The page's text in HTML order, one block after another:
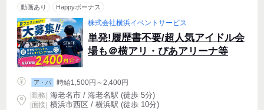
動画あり Happyボーナス
株式会社横浜イベントサービス
単発!履歴書不要/超人気アイドル会
場も＠横アリ・ぴあアリーナ等
ア・パ
時給1,500円～2,400円
|勤務 海老名市 / 海老名駅 (徒歩 5分)
| 面接 | 横浜市西区 / 横浜駅 (徒歩 10分)